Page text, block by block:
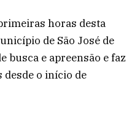
horas desta
de São José de
busca e apreensão e faz
desde o início de